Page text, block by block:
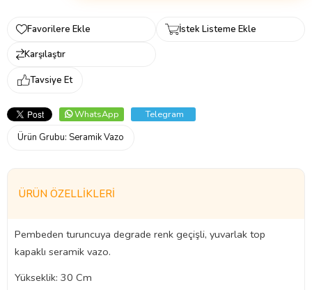
Favorilere Ekle
İstek Listeme Ekle
Karşılaştır
Tavsiye Et
WhatsApp
Telegram
Ürün Grubu: Seramik Vazo
ÜRÜN ÖZELLIKLERI
Pembeden turuncuya degrade renk geçişli, yuvarlak top
kapaklı seramik vazo.
Yükseklik: 30 Cm